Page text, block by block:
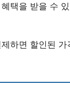
택을 받을 수
하면 할인된